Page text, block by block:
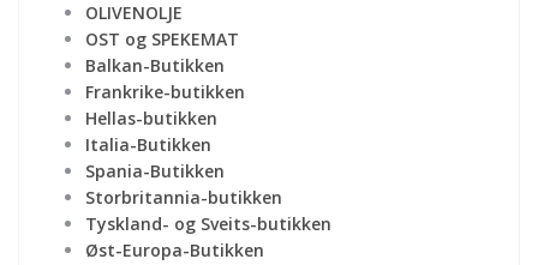
OLIVENOLJE
OST og SPEKEMAT
Balkan-Butikken
Frankrike-butikken
Hellas-butikken
Italia-Butikken
Spania-Butikken
Storbritannia-butikken
Tyskland- og Sveits-butikken
Øst-Europa-Butikken